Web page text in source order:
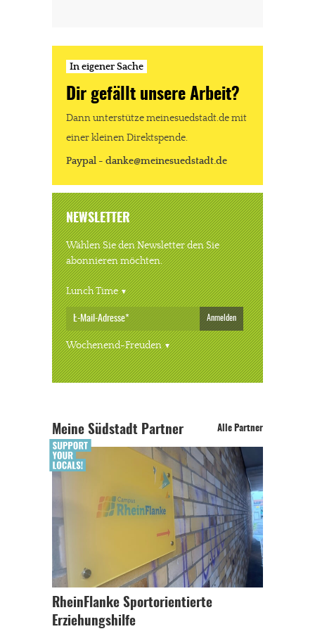
In eigener Sache
Dir gefällt unsere Arbeit?
Dann unterstütze meinesuedstadt.de mit
einer kleinen Direktspende.
Paypal - danke@meinesuedstadt.de
NEWSLETTER
Wählen Sie den Newsletter den Sie
abonnieren möchten.
Lunch Time
Anmelden
Wochenend-Freuden
Meine Südstadt Partner Alle Partner
RheinFlanke Sportorientierte
Erziehungshilfe